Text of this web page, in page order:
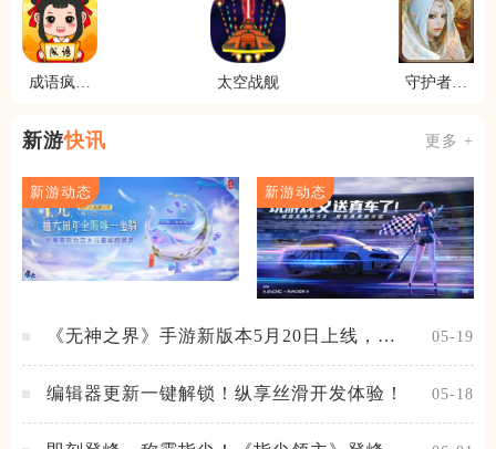
成语疯狂
太空战舰
守护者传
新游快讯 更多 +
新游动态 新游动态
《无神之界》手游新版本5月20日上线，女
05-19
编辑器更新一键解锁！纵享丝滑开发体验！ 05-18